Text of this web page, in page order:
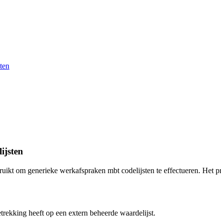
om generieke werkafspraken mbt codelijsten te effectueren.
heeft op een extern beheerde waardelijst.